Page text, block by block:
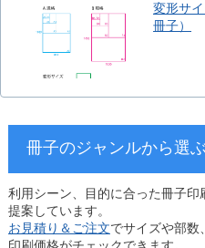
変形サ
冊子）
冊子のジャンルから選ぶ
利用シーン、目的に合った冊子
提案しています。
お見積り＆ご注文でサイズや部数